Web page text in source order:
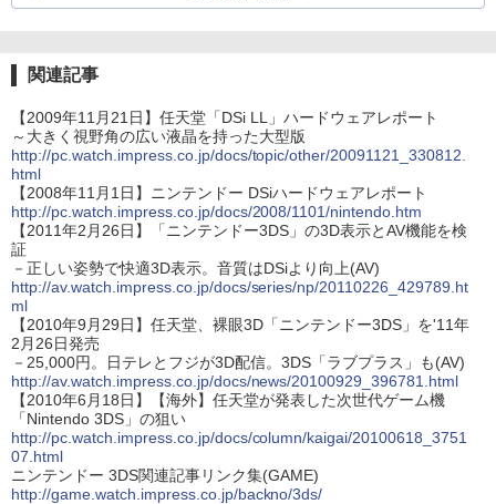
関連記事
【2009年11月21日】任天堂「DSi LL」ハードウェアレポート
～大きく視野角の広い液晶を持った大型版
http://pc.watch.impress.co.jp/docs/topic/other/20091121_330812.
html
【2008年11月1日】ニンテンドー DSiハードウェアレポート
http://pc.watch.impress.co.jp/docs/2008/1101/nintendo.htm
【2011年2月26日】「ニンテンドー3DS」の3D表示とAV機能を検
証
－正しい姿勢で快適3D表示。音質はDSiより向上(AV)
http://av.watch.impress.co.jp/docs/series/np/20110226_429789.ht
ml
【2010年9月29日】任天堂、裸眼3D「ニンテンドー3DS」を'11年
2月26日発売
－25,000円。日テレとフジが3D配信。3DS「ラブプラス」も(AV)
http://av.watch.impress.co.jp/docs/news/20100929_396781.html
【2010年6月18日】【海外】任天堂が発表した次世代ゲーム機
「Nintendo 3DS」の狙い
http://pc.watch.impress.co.jp/docs/column/kaigai/20100618_3751
07.html
ニンテンドー 3DS関連記事リンク集(GAME)
http://game.watch.impress.co.jp/backno/3ds/